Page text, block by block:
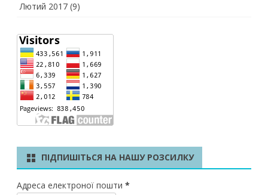
Лютий 2017 (9)
ПІДПИШІТЬСЯ НА НАШУ РОЗСИЛКУ
Адреса електроної пошти *